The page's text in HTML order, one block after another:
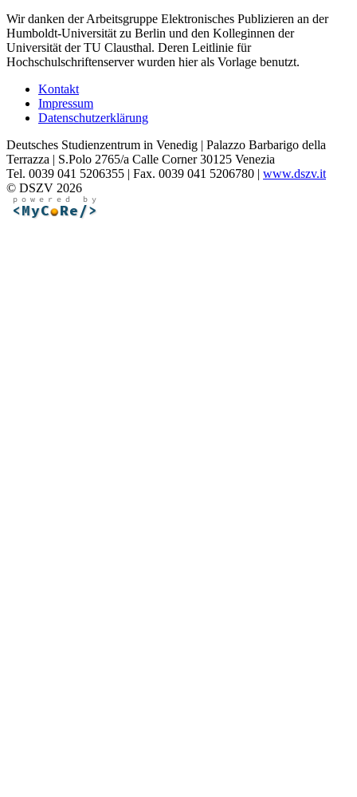
Wir danken der Arbeitsgruppe Elektronisches Publizieren an der
Humboldt-Universität zu Berlin und den Kolleginnen der
Universität der TU Clausthal. Deren Leitlinie für
Hochschulschriftenserver wurden hier als Vorlage benutzt.
Kontakt
Impressum
Datenschutzerklärung
Deutsches Studienzentrum in Venedig | Palazzo Barbarigo della
Terrazza | S.Polo 2765/a Calle Corner 30125 Venezia
Tel. 0039 041 5206355 | Fax. 0039 041 5206780 | www.dszv.it
© DSZV 2026